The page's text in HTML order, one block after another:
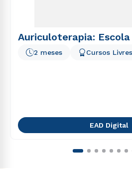
Auriculoterapia: Escola
2 meses Cursos Livres
EAD Digital